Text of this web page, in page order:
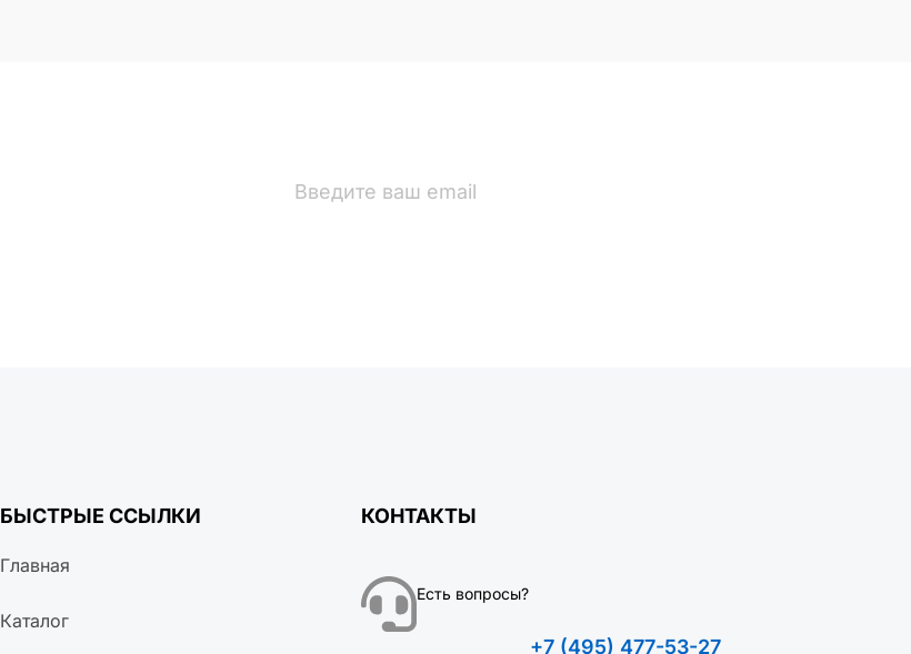
БЫСТРЫЕ ССЫЛКИ
Главная
Каталог
КОНТАКТЫ
Есть вопросы?
+7 (495) 477-53-27